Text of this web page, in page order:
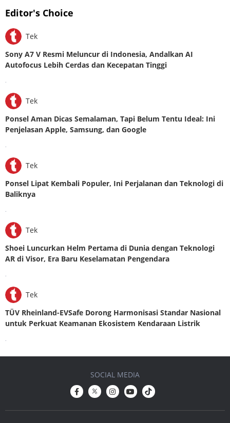
Editor's Choice
Tek
Sony A7 V Resmi Meluncur di Indonesia, Andalkan AI
Autofocus Lebih Cerdas dan Kecepatan Tinggi
Tek
Ponsel Aman Dicas Semalaman, Tapi Belum Tentu Ideal: Ini
Penjelasan Apple, Samsung, dan Google
Tek
Ponsel Lipat Kembali Populer, Ini Perjalanan dan Teknologi di
Baliknya
Tek
Shoei Luncurkan Helm Pertama di Dunia dengan Teknologi
AR di Visor, Era Baru Keselamatan Pengendara
Tek
TÜV Rheinland-EVSafe Dorong Harmonisasi Standar Nasional
untuk Perkuat Keamanan Ekosistem Kendaraan Listrik
SOCIAL MEDIA